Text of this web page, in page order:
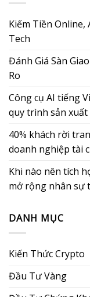
Kiếm Tiền Online,
Tech
Đánh Giá Sàn
Ro
Công cụ AI tiếng
quy trình sản
40% khách rời
doanh nghiệp tài
Khi nào nên tích
mở rộng nhân sự
DANH MỤC
Kiến Thức Crypto
Đầu Tư Vàng